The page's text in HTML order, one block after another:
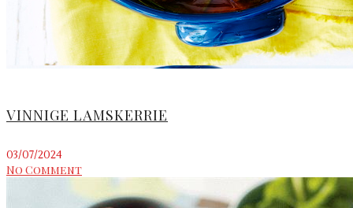
VINNIGE LAMSKERRIE
03/07/2024
No Comment